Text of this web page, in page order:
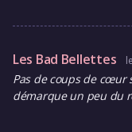
Les Bad Bellettes
Pas de coups de cœur
démarque un peu du